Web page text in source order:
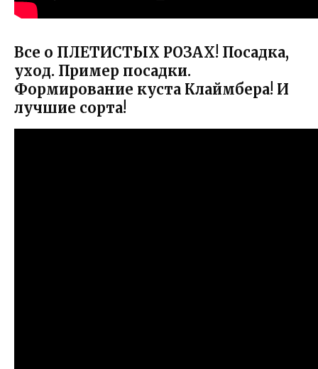
Все о ПЛЕТИСТЫХ РОЗАХ! Посадка,
уход. Пример посадки.
Формирование куста Клаймбера! И
лучшие сорта!